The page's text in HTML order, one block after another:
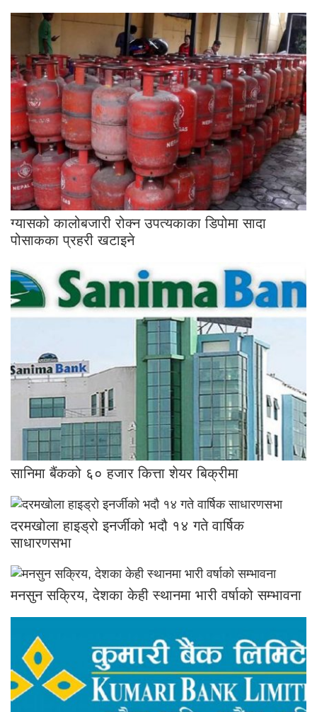
ग्यासको कालोबजारी रोक्न उपत्यकाका डिपोमा सादा
पोसाकका प्रहरी खटाइने
सानिमा बैंकको ६० हजार कित्ता शेयर बिक्रीमा
दरमखोला हाइड्रो इनर्जीको भदौ १४ गते वार्षिक
साधारणसभा
मनसुन सक्रिय, देशका केही स्थानमा भारी वर्षाको सम्भावना